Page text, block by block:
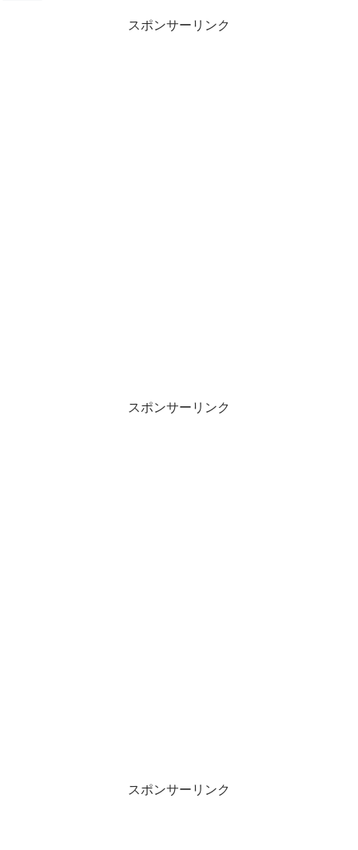
スポンサーリンク
スポンサーリンク
スポンサーリンク